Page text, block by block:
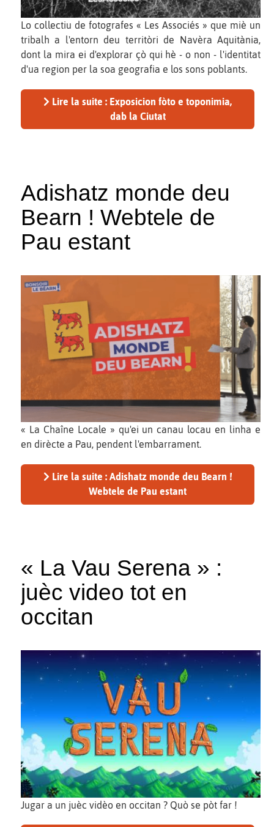
Lo collectiu de fotografes « Les Associés » que miè un
tribalh a l'entorn deu territòri de Navèra Aquitània,
dont la mira ei d'explorar çò qui hè - o non - l'identitat
d'ua region per la soa geografia e los sons poblants.
Lire la suite : Exposicion fòto e toponimia,
dab la Ciutat
Adishatz monde deu
Bearn ! Webtele de
Pau estant
« La Chaîne Locale » qu'ei un canau locau en linha e
en dirècte a Pau, pendent l'embarrament.
Lire la suite : Adishatz monde deu Bearn !
Webtele de Pau estant
« La Vau Serena » :
juèc video tot en
occitan
Jugar a un juèc vidèo en occitan ? Quò se pòt far !